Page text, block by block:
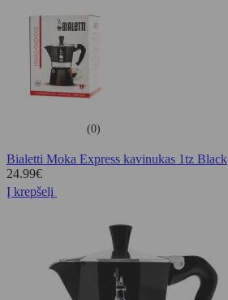
(0)
Bialetti Moka Express kavinukas 1tz Black
24.99€
Į krepšelį